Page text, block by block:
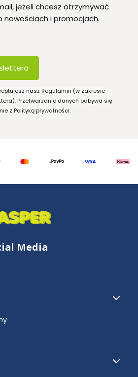
jeżeli chcesz otrzymywać
nowościach i promocjach.
nasz Regulamin (w zakresie
Przetwarzanie danych odbywa się
z Polityką prywatności.
Media